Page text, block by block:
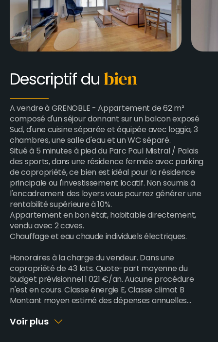
Descriptif du bien
A vendre à GRENOBLE - Appartement de 62 m²
composé d'un séjour donnant sur un balcon exposé
Sud, d'une cuisine séparée et équipée avec loggia, 3
chambres, une salle d'eau et un WC séparé.
Situé à 5 minutes à pied du Parc Paul Mistral / Palais
des sports, dans une résidence fermée avec parking
de copropriété, ce bien est idéal pour la résidence
principale ou l'investissement locatif. Non soumis à
l'encadrement des loyers vous pourrez générer une
rentabilité supérieure à 10%.
Appartement en bon état, habitable directement,
vendu avec 2 caves.
Chauffage et eau chaude individuels électriques.
Honoraires à la charge du vendeur. Dans une
copropriété de 43 lots. Quote-part moyenne du
budget prévisionnel 1 021 €/an. Aucune procédure
n'est en cours. Classe énergie E, Classe climat B
Montant moyen estimé des dépenses annuelles...
Voir plus